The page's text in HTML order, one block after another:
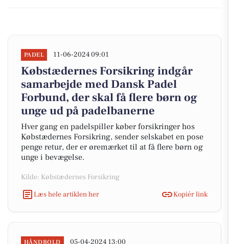
PADEL 11-06-2024 09:01
Købstædernes Forsikring indgår
samarbejde med Dansk Padel
Forbund, der skal få flere børn og
unge ud på padelbanerne
Hver gang en padelspiller køber forsikringer hos
Købstædernes Forsikring, sender selskabet en pose
penge retur, der er øremærket til at få flere børn og
unge i bevægelse.
Kilde: Købstædernes Forsikring
Læs hele artiklen her
Kopiér link
HÅNDBOLD 05-04-2024 13:00